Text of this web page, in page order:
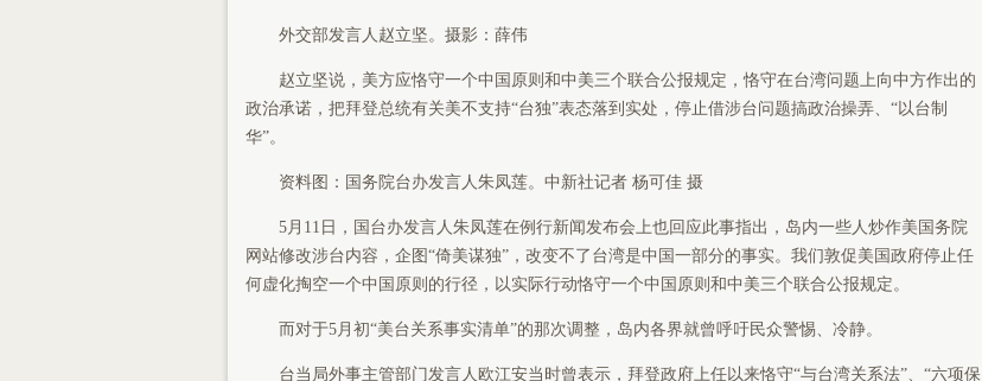
外交部发言人赵立坚。摄影：薛伟
赵立坚说，美方应恪守一个中国原则和中美三个联合公报规定，恪守在台湾问题上向中方作出的
政治承诺，把拜登总统有关美不支持“台独”表态落到实处，停止借涉台问题搞政治操弄、“以台制
华”。
资料图：国务院台办发言人朱凤莲。中新社记者 杨可佳 摄
5月11日，国台办发言人朱凤莲在例行新闻发布会上也回应此事指出，岛内一些人炒作美国务院
网站修改涉台内容，企图“倚美谋独”，改变不了台湾是中国一部分的事实。我们敦促美国政府停止任
何虚化掏空一个中国原则的行径，以实际行动恪守一个中国原则和中美三个联合公报规定。
而对于5月初“美台关系事实清单”的那次调整，岛内各界就曾呼吁民众警惕、冷静。
台当局外事主管部门发言人欧江安当时曾表示，拜登政府上任以来恪守“与台湾关系法”、“六项保